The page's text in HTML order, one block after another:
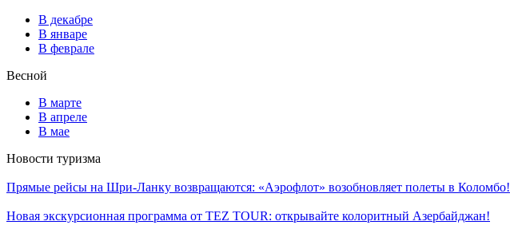
В декабре
В январе
В феврале
Весной
В марте
В апреле
В мае
Новости туризма
Прямые рейсы на Шри-Ланку возвращаются: «Аэрофлот» возобновляет полеты в Коломбо!
Новая экскурсионная программа от TEZ TOUR: открывайте колоритный Азербайджан!